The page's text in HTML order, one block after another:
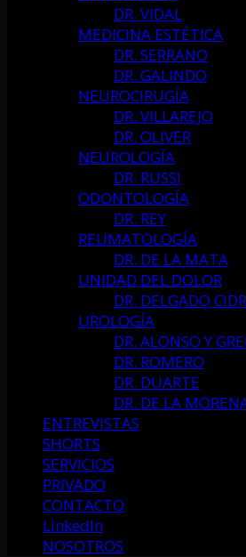
DR. VIDAL
MEDICINA ESTÉTICA
DR. SERRANO
DR. GALINDO
NEUROCIRUGÍA
DR. VILLAREJO
DR. OLIVER
NEUROLOGÍA
DR. RUSSI
ODONTOLOGÍA
DR. REY
REUMATOLOGÍA
DR. DE LA MATA
UNIDAD DEL DOLOR
DR. DELGADO
UROLOGÍA
DR. ALONSO Y
DR. ROMERO
DR. DUARTE
DR. DE LA
ENTREVISTAS
SHORTS
SERVICIOS
PRIVADO
CONTACTO
LinkedIn
NOSOTROS